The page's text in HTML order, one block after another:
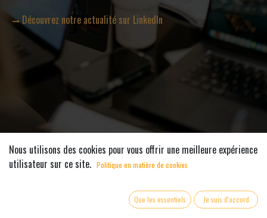
Découvrez notre actualité sur LinkedIn
Nous utilisons des cookies pour vous offrir une meilleure expérience
utilisateur sur ce site. Politique en matière de cookies
Que les essentiels Je suis d'accord